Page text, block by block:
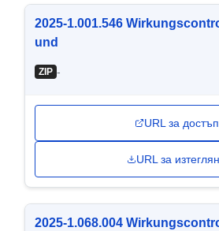
2025-1.001.546
und
ZIP -
URL за достъп
URL за
2025-1.068.004